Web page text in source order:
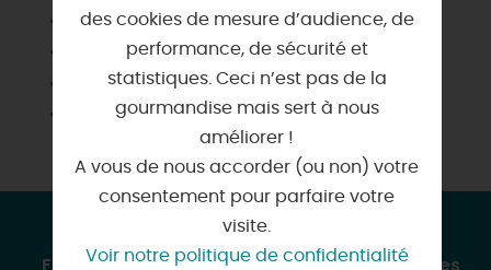
Télévision
Vestiaire
Vidéoprojecteur
CONTACT & LOCALISATION
FRAC Centre-Val de Loire - Location d'espaces
des cookies de mesure d’audience, de
performance, de sécurité et
statistiques. Ceci n’est pas de la
gourmandise mais sert à nous
améliorer !
A vous de nous accorder (ou non) votre
consentement pour parfaire votre
visite.
Voir notre politique de confidentialité